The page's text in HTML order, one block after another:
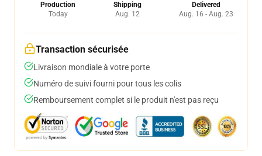
Production
Today
Shipping
Aug. 12
Delivered
Aug. 16 - Aug. 23
Transaction sécurisée
Livraison mondiale à votre porte
Numéro de suivi fourni pour tous les colis
Remboursement complet si le produit n'est pas reçu